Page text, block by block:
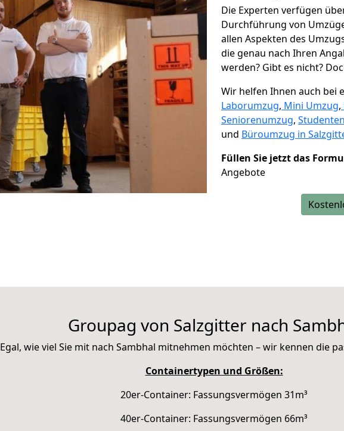
Die Experten verfügen
Durchführung von
allen Aspekten des
die genau nach Ihren
werden? Gibt es nicht?
Wir helfen Ihnen auch bei
Laborumzug, Mini Umzug,
Seniorenumzug,
und Büroumzug in
Füllen Sie jetzt das
Angebote
Groupag von Salzgitter nach
Egal, wie viel Sie mit nach Sambhal mitnehmen möchten – wir kennen die
Containertypen und Größen:
20er-Container: Fassungsvermögen 31m³
40er-Container: Fassungsvermögen 66m³